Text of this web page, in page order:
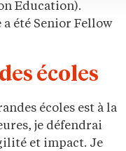
Education).
a été Senior Fellow
écoles
écoles est à la
je défendrai
et impact. Je